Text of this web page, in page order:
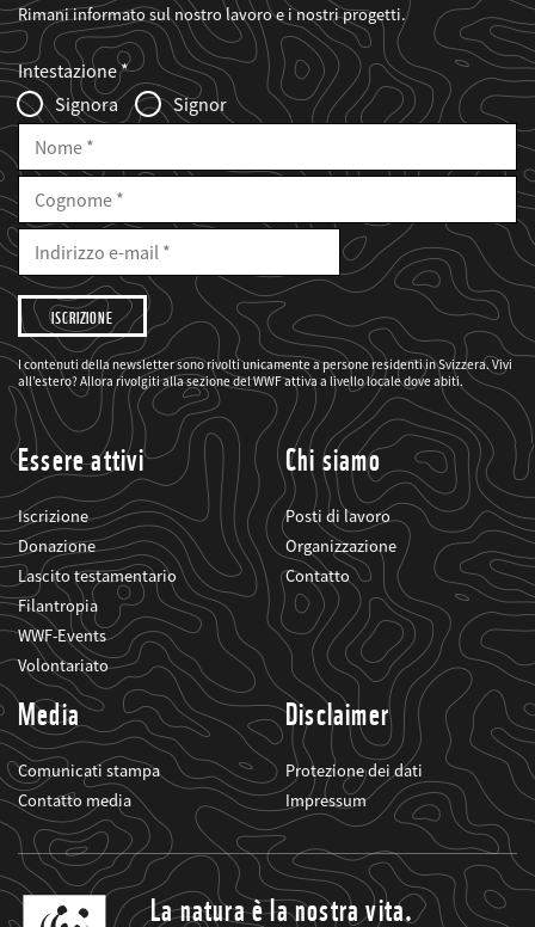
Rimani informato sul nostro lavoro e i nostri progetti.
Web2Case
Infofelder
Fieldset
anrede_name
Intestazione
Signora
Signor
Nome
Cognome
E-
Mail
Indirizzo
mail
Desidero
che
il
WWF
mi
informi
sui
suoi
progetti
I contenuti della newsletter sono rivolti unicamente a persone residenti in Svizzera. Vivi
all’estero? Allora rivolgiti alla sezione del WWF attiva a livello locale dove abiti.
Essere attivi
Iscrizione
Donazione
Lascito testamentario
Filantropia
WWF-Events
Volontariato
Chi siamo
Posti di lavoro
Organizzazione
Contatto
Media
Comunicati stampa
Contatto media
Disclaimer
Protezione dei dati
Impressum
La natura è la nostra vita.